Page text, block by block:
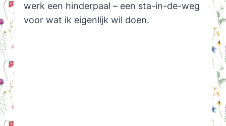
werk een hinderpaal – een sta-in-de-weg
voor wat ik eigenlijk wil doen.